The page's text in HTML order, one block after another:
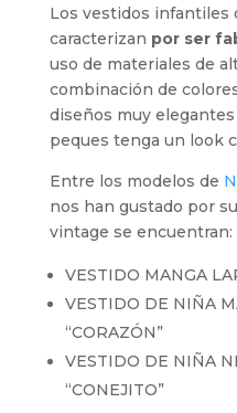
Los vestidos infantiles
caracterizan por ser
uso de materiales de
combinación de
diseños muy
peques tenga un look
Entre los modelos de
nos han gustado por
vintage se encuentran:
VESTIDO MANGA
VESTIDO DE NIÑA
“CORAZÓN”
VESTIDO DE NIÑA
“CONEJITO”